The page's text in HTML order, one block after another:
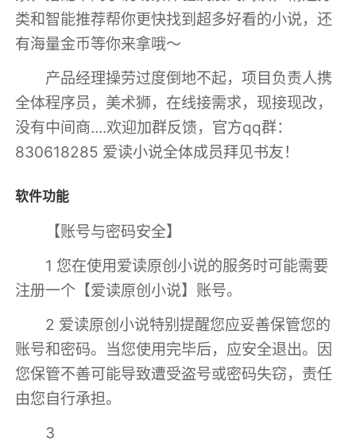
类和智能推荐帮你更快找到超多好看的小说，还
有海量金币等你来拿哦～
产品经理操劳过度倒地不起，项目负责人携
全体程序员，美术狮，在线接需求，现接现改，
没有中间商....欢迎加群反馈，官方qq群：
830618285 爱读小说全体成员拜见书友！
软件功能
【账号与密码安全】
1 您在使用爱读原创小说的服务时可能需要
注册一个【爱读原创小说】账号。
2 爱读原创小说特别提醒您应妥善保管您的
账号和密码。当您使用完毕后，应安全退出。因
您保管不善可能导致遭受盗号或密码失窃，责任
由您自行承担。
3